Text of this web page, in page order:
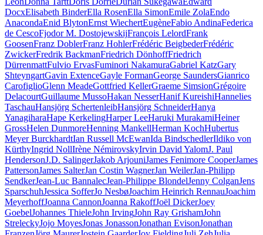
DocxElisabeth BinderElla RosenElla SimonEmile ZolaEndo
AnacondaEnid BlytonErnst WiechertEugèneFabio AndinaFederica
de CescoFjodor M. DostojewskijFrançois LelordFrank
GoosenFranz DoblerFranz HohlerFrédéric BeigbederFrédéric
ZwickerFredrik BackmanFriedrich DönhoffFriedrich
DürrenmattFulvio ErvasFuminori NakamuraGabriel KatzGary
ShteyngartGavin ExtenceGayle FormanGeorge SaundersGianrico
CarofiglioGlenn MeadeGottfried KellerGraeme SimsionGrégoire
DelacourtGuillaume MussoHakan NesserHanif KureishiHannelies
TaschauHansjörg SchertenleibHansjörg SchneiderHanya
YanagiharaHape KerkelingHarper LeeHaruki MurakamiHeiner
GrossHelen DunmoreHenning MankellHerman KochHubertus
Meyer BurckhardtIan Russell McEwanIda BindschedlerIldiko von
KürthyIngrid NollIrène NémirovskyIrvin David YalomJ. Paul
HendersonJ.D. SalingerJakob ArjouniJames Fenimore CooperJames
PattersonJames SalterJan Costin WagnerJan WeilerJan-Philipp
SendkerJean-Luc BannalecJean-Philippe BlondelJenny ColganJens
SparschuhJessica SofferJo NesbøJoachim Heinrich RennauJoachim
MeyerhoffJoanna CannonJoanna RakoffJoël DickerJoey
GoebelJohannes ThieleJohn IrvingJohn Ray GrishamJohn
StreleckyJojo MoyesJonas JonassonJonathan EvisonJonathan